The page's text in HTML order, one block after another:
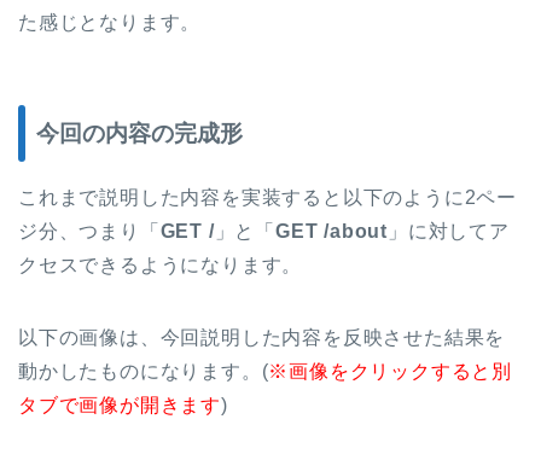
た感じとなります。
今回の内容の完成形
これまで説明した内容を実装すると以下のように2ペー
ジ分、つまり「 GET /」と「GET /about 」に対してア
クセスできるようになります。
以下の画像は、今回説明した内容を反映させた結果を
動かしたものになります。(※画像をクリックすると別
タブで画像が開きます)